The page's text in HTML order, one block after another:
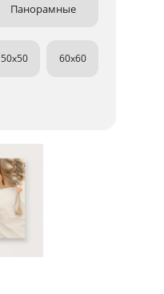
Панорамные
50x50 60x60